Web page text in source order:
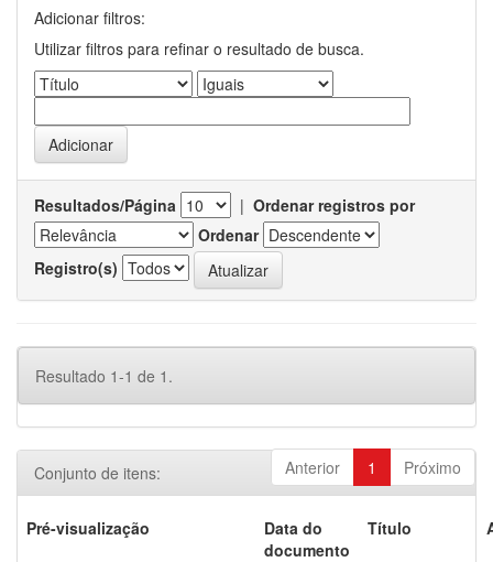
Adicionar filtros:
Utilizar filtros para refinar o resultado de busca.
Resultados/Página | Ordenar registros por
Ordenar
Registro(s)
Resultado 1-1 de 1.
Anterior 1 Próximo
Conjunto de itens:
Pré-visualização
Data do
documento
Título